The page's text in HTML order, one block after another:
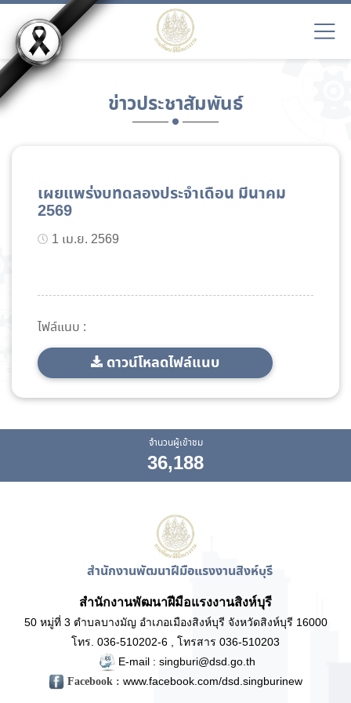
ข่าวประชาสัมพันธ์
เผยแพร่งบทดลองประจำเดือน มีนาคม
2569
1 เม.ย. 2569
ไฟล์แนบ :
ดาวน์โหลดไฟล์แนบ
จำนวนผู้เข้าชม
36,188
สำนักงานพัฒนาฝีมือแรงงานสิงห์บุรี
สำนักงานพัฒนาฝีมือแรงงานสิงห์บุรี
50 หมู่ที่ 3 ตำบลบางมัญ อำเภอเมืองสิงห์บุรี จังหวัดสิงห์บุรี 16000
โทร. 036-510202-6 , โทรสาร 036-510203
E-mail : singburi@dsd.go.th
Facebook : www.facebook.com/dsd.singburinew